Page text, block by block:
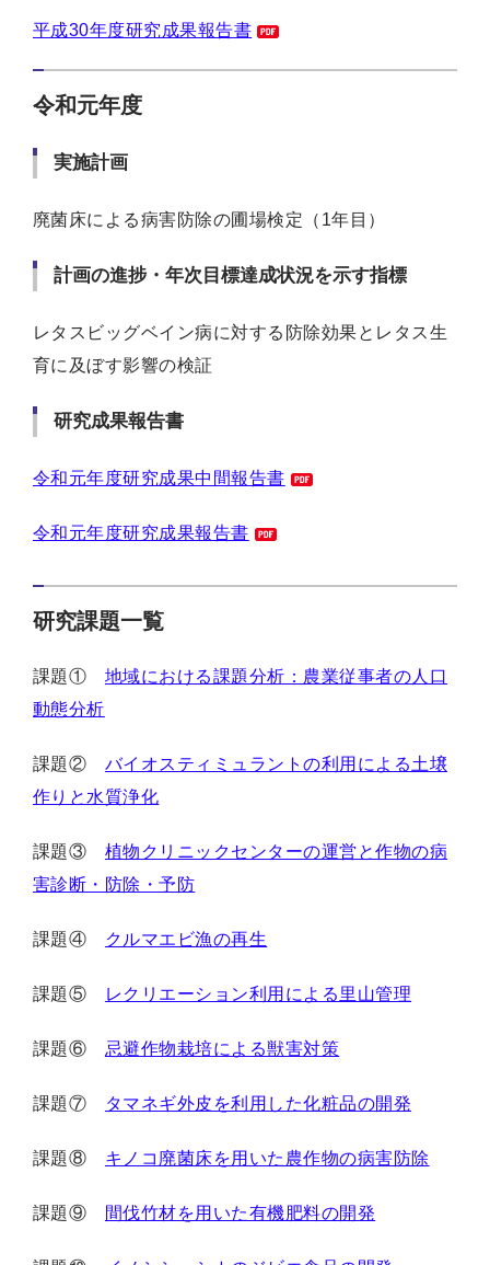
平成30年度研究成果報告書
令和元年度
実施計画
廃菌床による病害防除の圃場検定（1年目）
計画の進捗・年次目標達成状況を示す指標
レタスビッグベイン病に対する防除効果とレタス生
育に及ぼす影響の検証
研究成果報告書
令和元年度研究成果中間報告書
令和元年度研究成果報告書
研究課題一覧
課題① 地域における課題分析：農業従事者の人口
動態分析
課題② バイオスティミュラントの利用による土壌
作りと水質浄化
課題③ 植物クリニックセンターの運営と作物の病
害診断・防除・予防
課題④ クルマエビ漁の再生
課題⑤ レクリエーション利用による里山管理
課題⑥ 忌避作物栽培による獣害対策
課題⑦ タマネギ外皮を利用した化粧品の開発
課題⑧ キノコ廃菌床を用いた農作物の病害防除
課題⑨ 間伐竹材を用いた有機肥料の開発